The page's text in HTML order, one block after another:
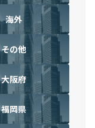
海外
その他
大阪府
福岡県